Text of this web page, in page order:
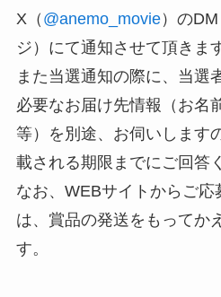
X（ @anemo_movie）の
ジ）にて通知させて頂きま
また当選通知の際に、当選
必要なお届け先情報（お名
等）を別途、お伺いします
載される期限までにご回答
なお、WEBサイトからご
は、賞品の発送をもってか
す。